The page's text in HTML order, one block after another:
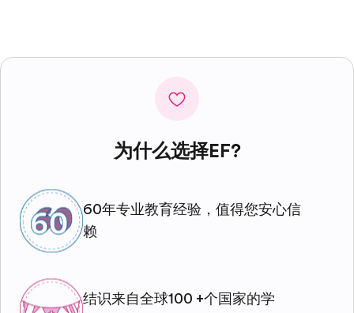
为什么选择EF?
60年专业教育经验，值得您安心信
赖
结识来自全球100 +个国家的学